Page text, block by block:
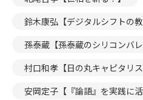
鈴木康弘【デジタルシフトの教
孫泰蔵【孫泰蔵のシリコンバレ
村口和孝【日の丸キャピタリス
安岡定子【『論語』を実践に活